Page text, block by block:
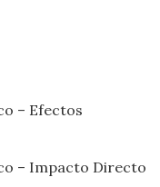
– Efectos
– Impacto Directo